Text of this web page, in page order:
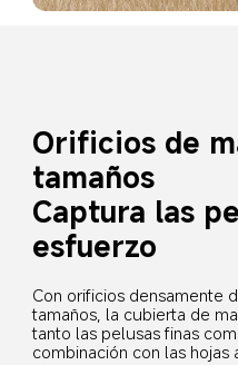
Orificios de
tamaños
Captura las
esfuerzo
Con orificios densamente
tamaños, la cubierta de
tanto las pelusas finas
combinación con las hojas